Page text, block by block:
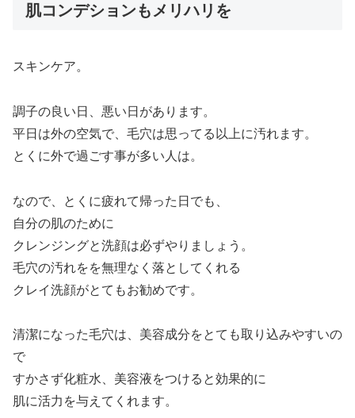
肌コンデションもメリハリを
スキンケア。
調子の良い日、悪い日があります。
平日は外の空気で、毛穴は思ってる以上に汚れます。
とくに外で過ごす事が多い人は。
なので、とくに疲れて帰った日でも、
自分の肌のために
クレンジングと洗顔は必ずやりましょう。
毛穴の汚れをを無理なく落としてくれる
クレイ洗顔がとてもお勧めです。
清潔になった毛穴は、美容成分をとても取り込みやすいの
で
すかさず化粧水、美容液をつけると効果的に
肌に活力を与えてくれます。